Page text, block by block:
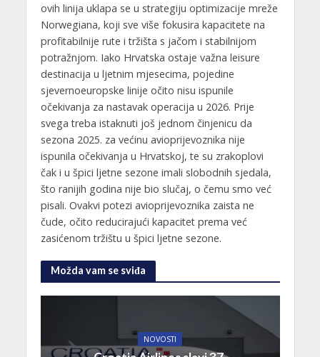
ovih linija uklapa se u strategiju optimizacije mreže
Norwegiana, koji sve više fokusira kapacitete na
profitabilnije rute i tržišta s jačom i stabilnijom
potražnjom. Iako Hrvatska ostaje važna leisure
destinacija u ljetnim mjesecima, pojedine
sjevernoeuropske linije očito nisu ispunile
očekivanja za nastavak operacija u 2026. Prije
svega treba istaknuti još jednom činjenicu da
sezona 2025. za većinu avioprijevoznika nije
ispunila očekivanja u Hrvatskoj, te su zrakoplovi
čak i u špici ljetne sezone imali slobodnih sjedala,
što ranijih godina nije bio slučaj, o čemu smo već
pisali. Ovakvi potezi avioprijevoznika zaista ne
čude, očito reducirajući kapacitet prema već
zasićenom tržištu u špici ljetne sezone.
Možda vam se sviđa
NOVOSTI